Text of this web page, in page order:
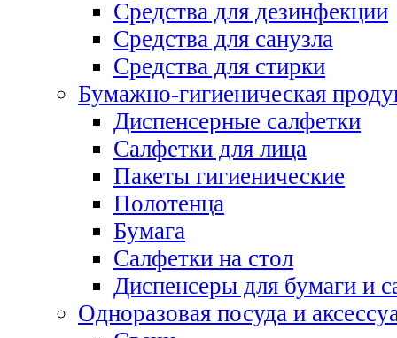
Средства для дезинфекции
Средства для санузла
Средства для стирки
Бумажно-гигиеническая
Диспенсерные салфетки
Салфетки для лица
Пакеты гигиенические
Полотенца
Бумага
Салфетки на стол
Диспенсеры для бумаги и
Одноразовая посуда и